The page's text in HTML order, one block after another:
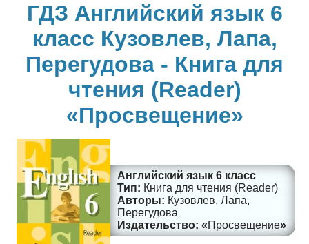
ГДЗ Английский язык 6
класс Кузовлев, Лапа,
Перегудова - Книга для
чтения (Reader)
«Просвещение»
Английский язык 6 класс
Книга для чтения (Reader)
Кузовлев, Лапа,
Перегудова
Просвещение